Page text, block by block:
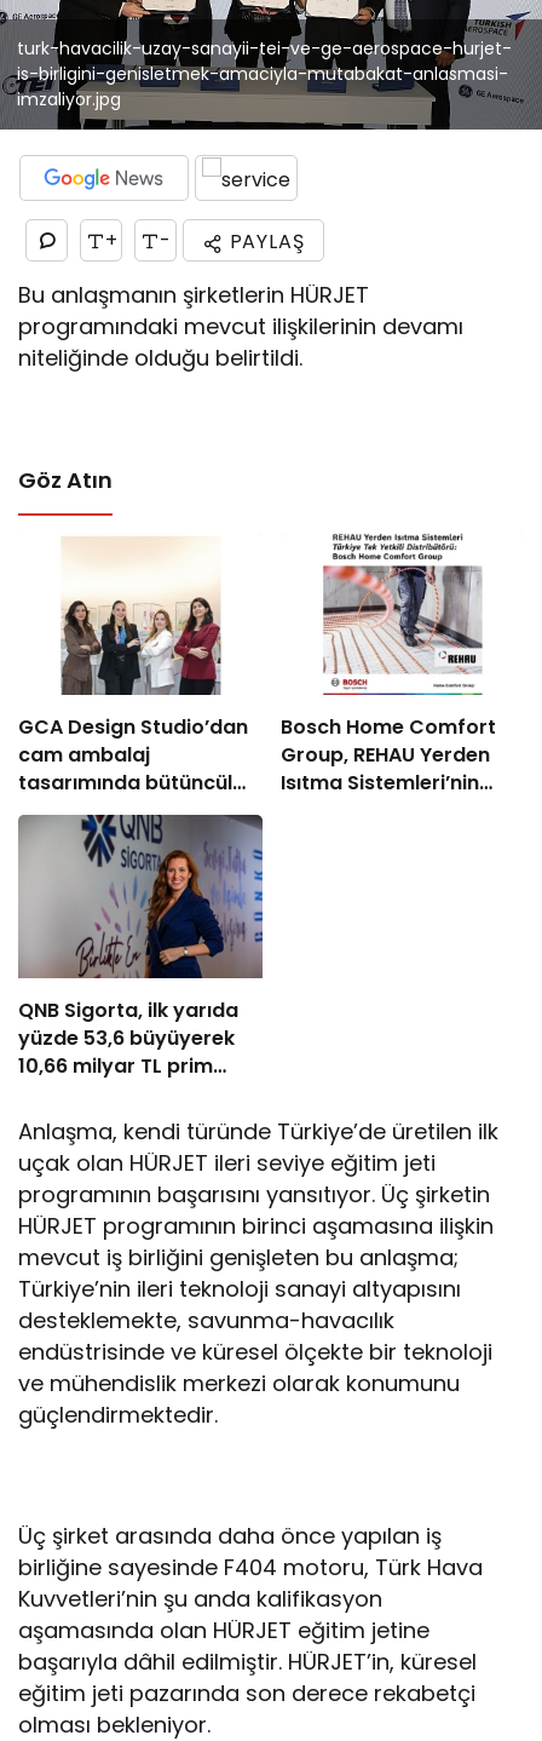
turk-havacilik-uzay-sanayii-tei-ve-ge-aerospace-hurjet-
is-birligini-genisletmek-amaciyla-mutabakat-anlasmasi-
imzaliyor.jpg
+ - PAYLAŞ
Bu anlaşmanın şirketlerin HÜRJET
programındaki mevcut ilişkilerinin devamı
niteliğinde olduğu belirtildi.
Göz Atın
GCA Design Studio’dan
cam ambalaj
tasarımında bütüncül
yaklaşım
Bosch Home Comfort
Group, REHAU Yerden
Isıtma Sistemleri’nin
QNB Sigorta, ilk yarıda
yüzde 53,6 büyüyerek
10,66 milyar TL prim
Anlaşma, kendi türünde Türkiye’de üretilen ilk
uçak olan HÜRJET ileri seviye eğitim jeti
programının başarısını yansıtıyor. Üç şirketin
HÜRJET programının birinci aşamasına ilişkin
mevcut iş birliğini genişleten bu anlaşma;
Türkiye’nin ileri teknoloji sanayi altyapısını
desteklemekte, savunma-havacılık
endüstrisinde ve küresel ölçekte bir teknoloji
ve mühendislik merkezi olarak konumunu
güçlendirmektedir.
Üç şirket arasında daha önce yapılan iş
birliğine sayesinde F404 motoru, Türk Hava
Kuvvetleri’nin şu anda kalifikasyon
aşamasında olan HÜRJET eğitim jetine
başarıyla dâhil edilmiştir. HÜRJET’in, küresel
eğitim jeti pazarında son derece rekabetçi
olması bekleniyor.